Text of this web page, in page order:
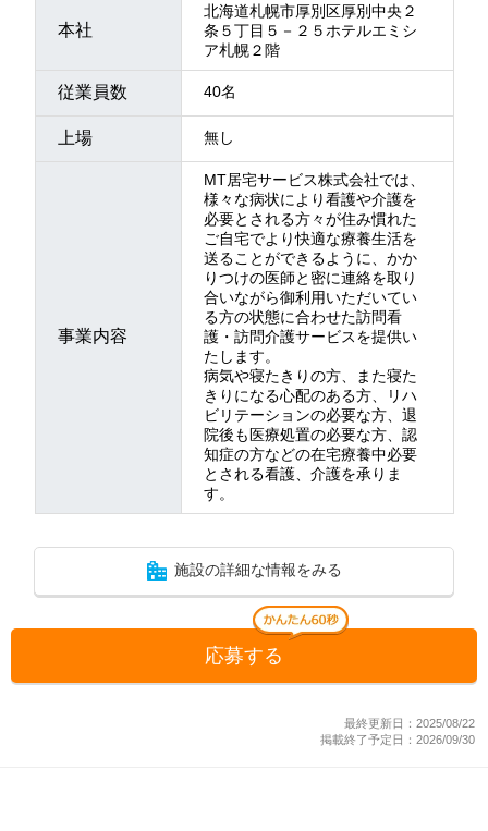
本社
北海道札幌市厚別区厚別中央２
条５丁目５－２５ホテルエミシ
ア札幌２階
従業員数 40名
上場 無し
事業内容
MT居宅サービス株式会社では、
様々な病状により看護や介護を
必要とされる方々が住み慣れた
ご自宅でより快適な療養生活を
送ることができるように、かか
りつけの医師と密に連絡を取り
合いながら御利用いただいてい
る方の状態に合わせた訪問看
護・訪問介護サービスを提供い
たします。
病気や寝たきりの方、また寝た
きりになる心配のある方、リハ
ビリテーションの必要な方、退
院後も医療処置の必要な方、認
知症の方などの在宅療養中必要
とされる看護、介護を承りま
す。
施設の詳細な情報をみる
応募する
最終更新日：2025/08/22
掲載終了予定日：2026/09/30